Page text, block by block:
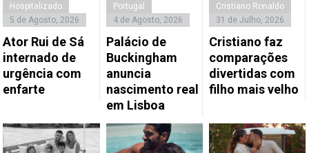
Hospitalizado
5 de Agosto, 2026
Ator Rui de Sá
internado de
urgência com
enfarte
Portugal
4 de Agosto, 2026
Palácio de
Buckingham
anuncia
nascimento real
em Lisboa
Cristiano Ronaldo
31 de Julho, 2026
Cristiano faz
comparações
divertidas com
filho mais velho